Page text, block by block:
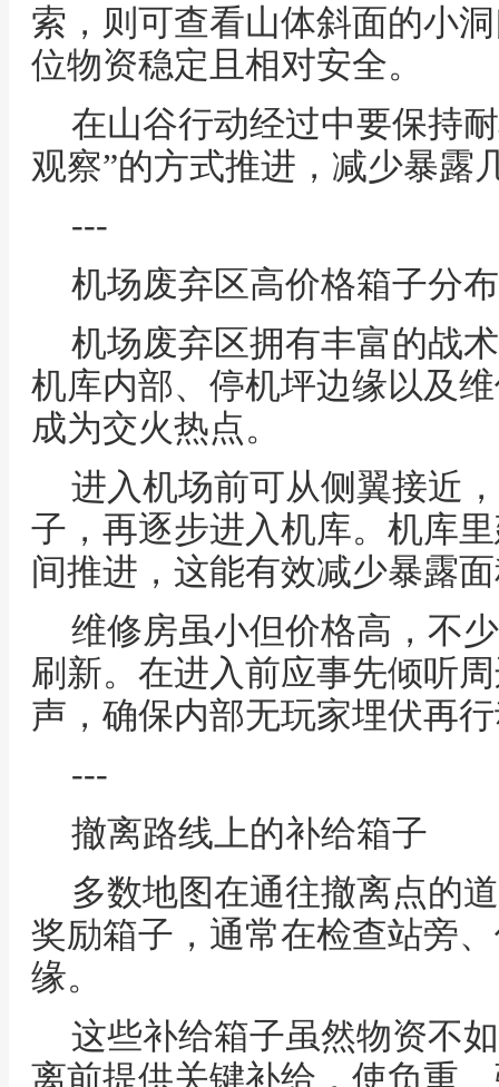
索，则可查看山体斜面的小
位物资稳定且相对安全。
在山谷行动经过中要保持
观察”的方式推进，减少暴露
---
机场废弃区高价格箱子分布
机场废弃区拥有丰富的战
机库内部、停机坪边缘以及
成为交火热点。
进入机场前可从侧翼接近
子，再逐步进入机库。机库
间推进，这能有效减少暴露
维修房虽小但价格高，不
刷新。在进入前应事先倾听
声，确保内部无玩家埋伏再
---
撤离路线上的补给箱子
多数地图在通往撤离点的
奖励箱子，通常在检查站旁
缘。
这些补给箱子虽然物资不
离前提供关键补给，使负重